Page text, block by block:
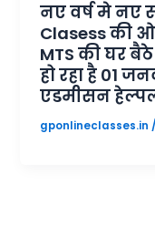
नए वर्ष मे नए
Clasess की
MTS की घर
हो रहा है 01
एडमीसन
gponlineclasses.in